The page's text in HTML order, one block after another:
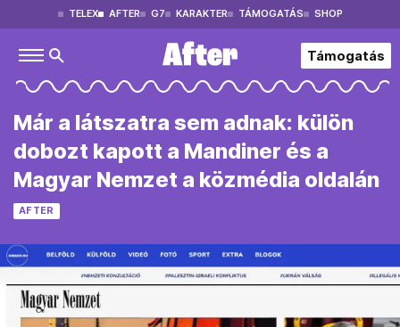
TELEX AFTER G7 KARAKTER TÁMOGATÁS SHOP
Támogatás
Már a látszatra sem adnak: külön
dobozt kapott a Mandiner és a
Magyar Nemzet a közmédia oldalán
AFTER